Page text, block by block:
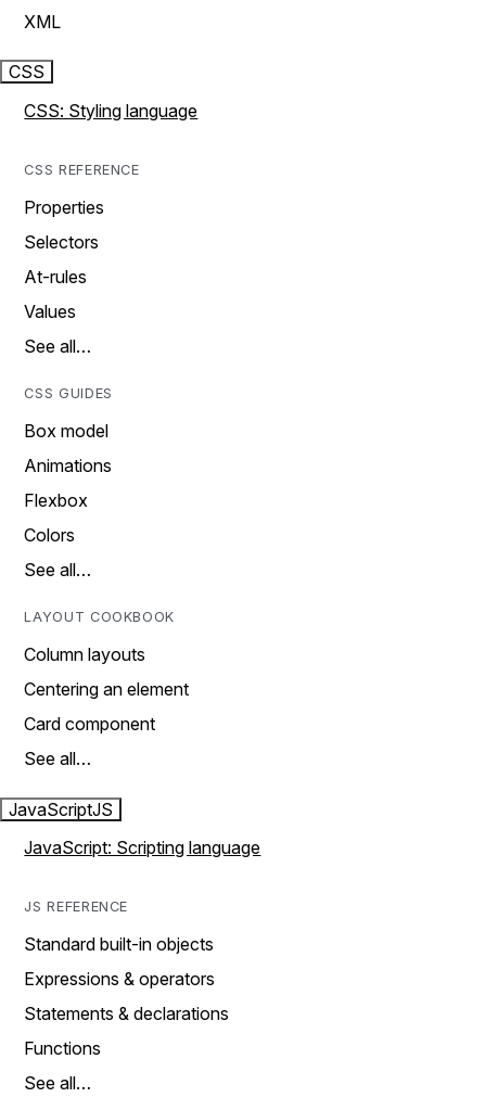
XML
CSS
CSS: Styling language
CSS REFERENCE
Properties
Selectors
At-rules
Values
See all…
CSS GUIDES
Box model
Animations
Flexbox
Colors
See all…
LAYOUT COOKBOOK
Column layouts
Centering an element
Card component
See all…
JavaScriptJS
JavaScript: Scripting language
JS REFERENCE
Standard built-in objects
Expressions & operators
Statements & declarations
Functions
See all…